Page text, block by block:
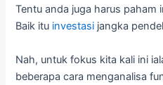
Tentu anda juga harus paham
Baik itu investasi jangka
Nah, untuk fokus kita kali ini
beberapa cara menganalisa